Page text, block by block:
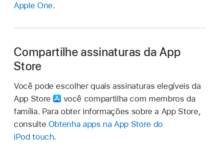
Apple One.
Compartilhe assinaturas da App
Store
Você pode escolher quais assinaturas elegíveis da
App Store
você compartilha com membros da
família. Para obter informações sobre a App Store,
consulte Obtenha apps na App Store do
iPod touch.